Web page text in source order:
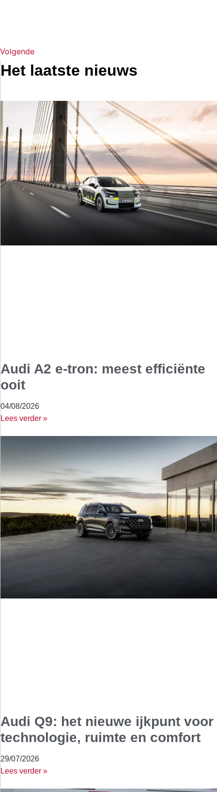
Volgende
Het laatste nieuws
Audi A2 e-tron: meest efficiënte
ooit
04/08/2026
Lees verder »
Audi Q9: het nieuwe ijkpunt voor
technologie, ruimte en comfort
29/07/2026
Lees verder »